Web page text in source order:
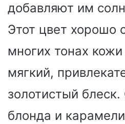
добавляют им
Этот цвет хорошо
многих тонах
мягкий,
золотистый
блонда и